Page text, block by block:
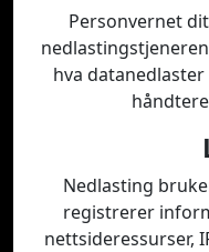
Personvernet
hva
Nedlasting
registrerer
nettsideressurser,